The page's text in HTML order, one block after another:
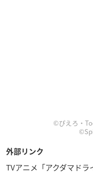
©ぴえろ・
外部リンク
TVアニメ「アクダマドラ